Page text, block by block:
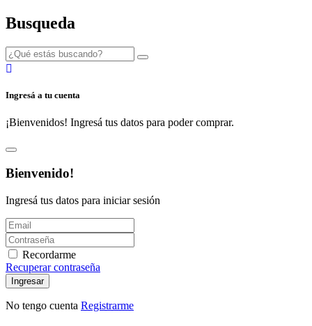
Busqueda
Ingresá a tu cuenta
¡Bienvenidos! Ingresá tus datos para poder comprar.
Bienvenido!
Ingresá tus datos para iniciar sesión
Recordarme
Recuperar contraseña
Ingresar
No tengo cuenta Registrarme